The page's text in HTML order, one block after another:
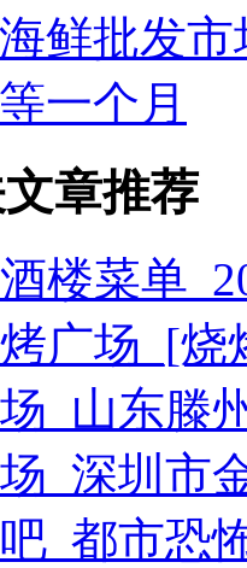
鲜批发
一个月
章推荐
楼菜单
广场_[
_山东滕
_深圳市
_都市恐